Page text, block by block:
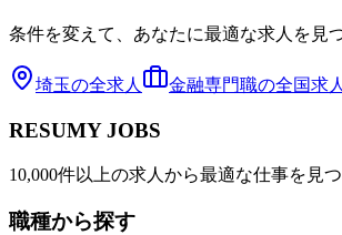
条件を変えて、あなたに最適な求人を見
埼玉の全求人 金融専門職の全国求人
RESUMY JOBS
10,000件以上の求人から最適な仕事を見つ
職種から探す